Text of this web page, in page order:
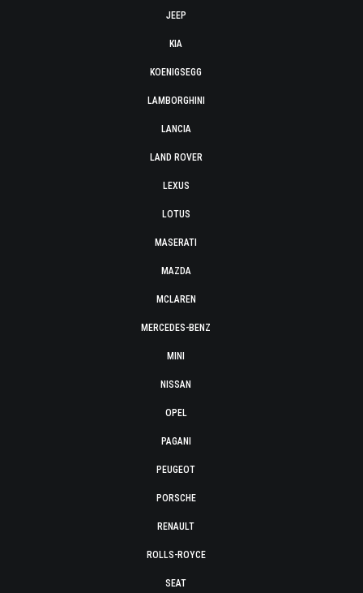
JEEP
KIA
KOENIGSEGG
LAMBORGHINI
LANCIA
LAND ROVER
LEXUS
LOTUS
MASERATI
MAZDA
MCLAREN
MERCEDES-BENZ
MINI
NISSAN
OPEL
PAGANI
PEUGEOT
PORSCHE
RENAULT
ROLLS-ROYCE
SEAT